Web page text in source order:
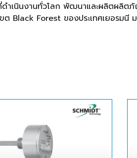
ำเนินงานทั่วโลก พัฒนาและผลิตผลิตภัณ
ต Black Forest ของประเทศเยอรมนี